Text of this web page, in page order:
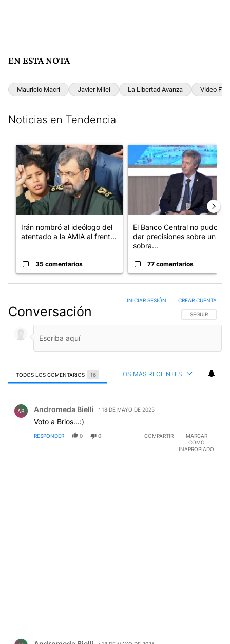
EN ESTA NOTA
Mauricio Macri Javier Milei La Libertad Avanza Video
Noticias en Tendencia
Un artículo de tendencia con el título "Irán nombró al ideólogo
Irán nombró al ideólogo del
atentado a la AMIA al frent...
35 comentarios
Un artículo de tendencia
El Banco Central no pudo
dar precisiones sobre un
sobra...
77 comentarios
Conversación SIGA ESTA
SEGUIR
INICIAR SESIÓN CREAR CUENTA
TODOS LOS COMENTARIOS 16 LOS MÁS RECIENTES
AB Andromeda Bielli 18 DE MAYO DE 2025
Voto a Brios...:)
RESPONDER 0 0 COMPARTIR
MARCAR
COMO
INAPROPIADO